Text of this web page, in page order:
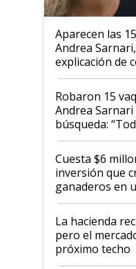
Aparecen las
Andrea
explicación de
Robaron 15
Andrea
búsqueda:
toca a algún
Cuesta $6
inversión que
ganaderos en
histórico para
La hacienda
pero el
próximo techo